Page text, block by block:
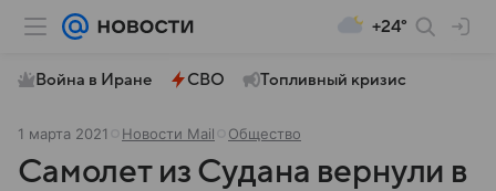
+24°
Война в Иране СВО Топливный кризис
1 марта 2021 Новости Mail Общество
Самолет из Судана вернули в